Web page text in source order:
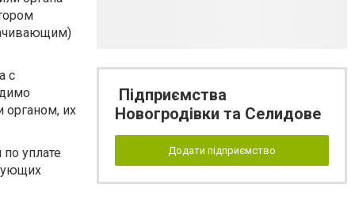
с
органом, их
уплате
Підприємства
Новогродівки та Селидове
Додати підприємство